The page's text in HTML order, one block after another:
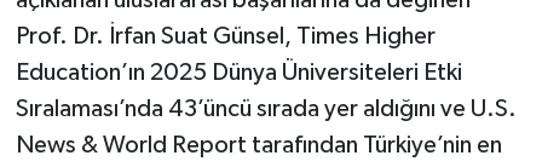
Prof. Dr. İrfan Suat Günsel, Times Higher
Education’ın 2025 Dünya Üniversiteleri Etki
Sıralaması’nda 43’üncü sırada yer aldığını ve U.S.
News & World Report tarafından Türkiye’nin en